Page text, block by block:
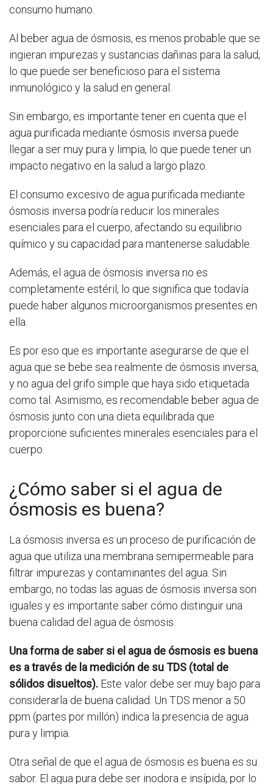
consumo humano.
Al beber agua de ósmosis, es menos probable que se
ingieran impurezas y sustancias dañinas para la salud,
lo que puede ser beneficioso para el sistema
inmunológico y la salud en general.
Sin embargo, es importante tener en cuenta que el
agua purificada mediante ósmosis inversa puede
llegar a ser muy pura y limpia, lo que puede tener un
impacto negativo en la salud a largo plazo.
El consumo excesivo de agua purificada mediante
ósmosis inversa podría reducir los minerales
esenciales para el cuerpo, afectando su equilibrio
químico y su capacidad para mantenerse saludable.
Además, el agua de ósmosis inversa no es
completamente estéril, lo que significa que todavía
puede haber algunos microorganismos presentes en
ella.
Es por eso que es importante asegurarse de que el
agua que se bebe sea realmente de ósmosis inversa,
y no agua del grifo simple que haya sido etiquetada
como tal. Asimismo, es recomendable beber agua de
ósmosis junto con una dieta equilibrada que
proporcione suficientes minerales esenciales para el
cuerpo.
¿Cómo saber si el agua de
ósmosis es buena?
La ósmosis inversa es un proceso de purificación de
agua que utiliza una membrana semipermeable para
filtrar impurezas y contaminantes del agua. Sin
embargo, no todas las aguas de ósmosis inversa son
iguales y es importante saber cómo distinguir una
buena calidad del agua de ósmosis.
Una forma de saber si el agua de ósmosis es buena
es a través de la medición de su TDS (total de
sólidos disueltos). Este valor debe ser muy bajo para
considerarla de buena calidad. Un TDS menor a 50
ppm (partes por millón) indica la presencia de agua
pura y limpia.
Otra señal de que el agua de ósmosis es buena es su
sabor. El agua pura debe ser inodora e insípida, por lo